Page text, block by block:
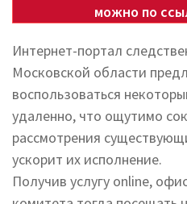
можно по
Интернет-портал
Московской области
воспользоваться
удаленно, что ощутимо
рассмотрения
ускорит их исполнение.
Получив услугу online,